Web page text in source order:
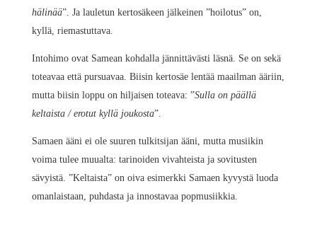
hälinää”. Ja lauletun kertosäkeen jälkeinen ”hoilotus” on,
kyllä, riemastuttava.
Intohimo ovat Samean kohdalla jännittävästi läsnä. Se on sekä
toteavaa että pursuavaa. Biisin kertosäe lentää maailman ääriin,
mutta biisin loppu on hiljaisen toteava: ”Sulla on päällä
keltaista / erotut kyllä joukosta”.
Samaen ääni ei ole suuren tulkitsijan ääni, mutta musiikin
voima tulee muualta: tarinoiden vivahteista ja sovitusten
sävyistä. ”Keltaista” on oiva esimerkki Samaen kyvystä luoda
omanlaistaan, puhdasta ja innostavaa popmusiikkia.